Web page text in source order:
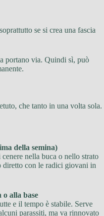
se si crea una fascia
portano via. Quindi sì, può
che tanto in una volta sola.
della semina)
nella buca o nello strato
diretto con le radici giovani in
o alla base
e il tempo è stabile. Serve
parassiti, ma va rinnovato